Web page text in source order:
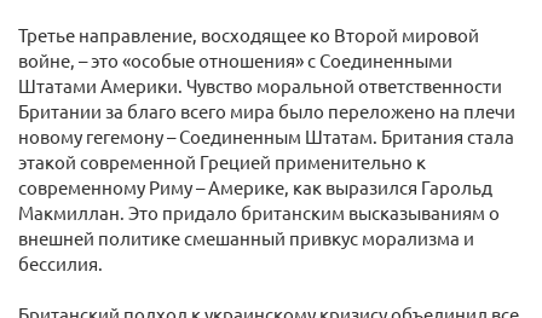
Третье направление, восходящее ко Второй мировой
войне, – это «особые отношения» с Соединенными
Штатами Америки. Чувство моральной ответственности
Британии за благо всего мира было переложено на плечи
новому гегемону – Соединенным Штатам. Британия стала
этакой современной Грецией применительно к
современному Риму – Америке, как выразился Гарольд
Макмиллан. Это придало британским высказываниям о
внешней политике смешанный привкус морализма и
бессилия.